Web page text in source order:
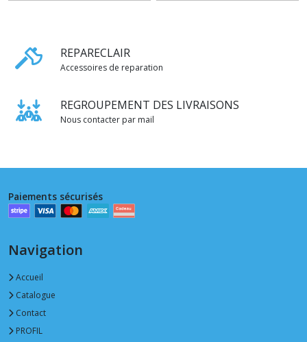
REPARECLAIR
Accessoires de reparation
REGROUPEMENT DES LIVRAISONS
Nous contacter par mail
Paiements sécurisés
Navigation
Accueil
Catalogue
Contact
PROFIL